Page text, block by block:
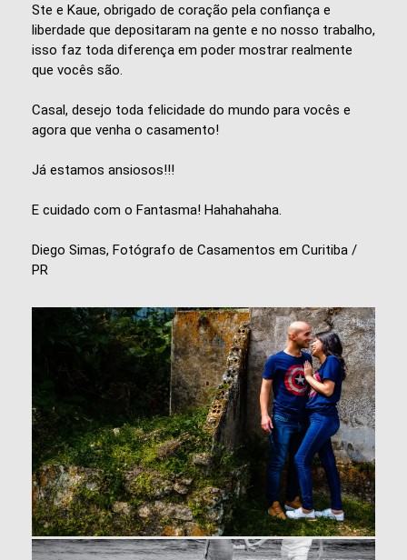
Ste e Kaue, obrigado de coração pela confiança e
liberdade que depositaram na gente e no nosso trabalho,
isso faz toda diferença em poder mostrar realmente
que vocês são.
Casal, desejo toda felicidade do mundo para vocês e
agora que venha o casamento!
Já estamos ansiosos!!!
E cuidado com o Fantasma! Hahahahaha.
Diego Simas, Fotógrafo de Casamentos em Curitiba /
PR